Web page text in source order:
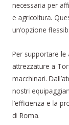
necessaria per
e agricoltura.
un’opzione
Per supportare le
attrezzature a
macchinari.
nostri
l’efficienza e la
di Roma.